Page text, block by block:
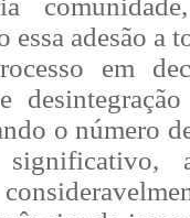
adesão a
em
o número